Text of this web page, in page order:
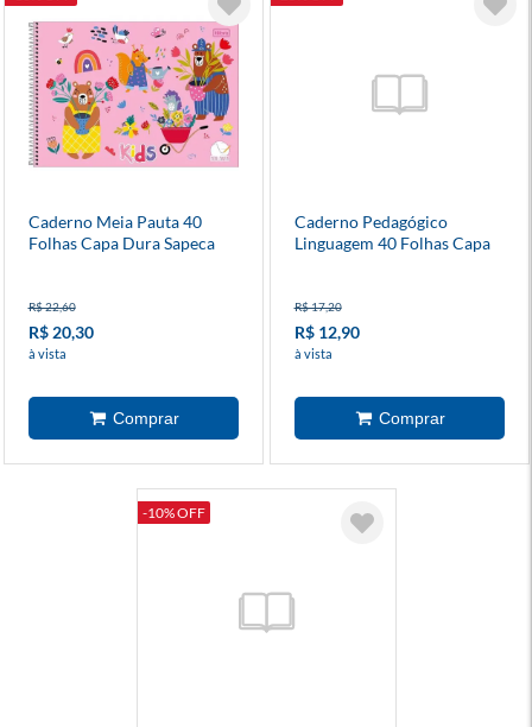
Caderno Meia Pauta 40
Folhas Capa Dura Sapeca
R$ 22,60
R$ 20,30
à vista
Caderno Pedagógico
Linguagem 40 Folhas Capa
R$ 17,20
R$ 12,90
à vista
-10% OFF